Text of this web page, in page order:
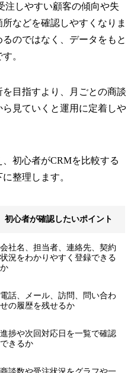
注しやすい顧客の傾向や失
などを確認しやすくなりま
のではなく、データをもと
。
目指すより、月ごとの商談
見ていくと運用に定着しや
初心者がCRMを比較する
整理します。
初心者が確認したいポイント
会社名、担当者、連絡先、契約
状況をわかりやすく登録できる
か
電話、メール、訪問、問い合わ
せの履歴を残せるか
進捗や次回対応日を一覧で確認
できるか